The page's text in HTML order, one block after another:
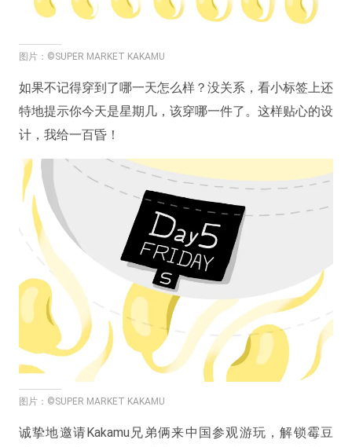
图片：©SUPER MARKET KAKAMU
如果不记得穿到了哪一天怎么样？没关系，看小标签上还
特地提示你今天是星期几，该穿哪一件了。这样贴心的设
计，我给一百昏！
图片：©SUPER MARKET KAKAMU
诚挚地邀请Kakamu兄弟俩来中国参观游玩，解锁霉豆